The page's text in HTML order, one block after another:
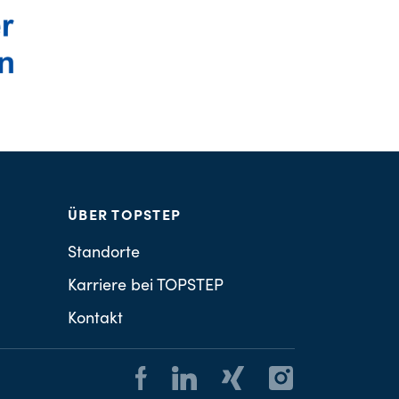
ÜBER TOPSTEP
Standorte
Karriere bei TOPSTEP
Kontakt